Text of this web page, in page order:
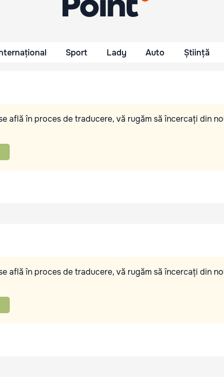
Sport Lady Auto Știință
află în proces de traducere, vă rugăm să încercați din
află în proces de traducere, vă rugăm să încercați din